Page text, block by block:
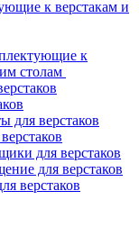
к верстакам и
к
столам
для верстаков
для верстаков
для верстаков
верстаков